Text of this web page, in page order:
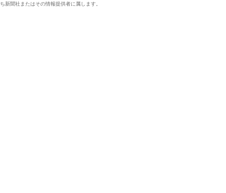
ち新聞社またはその情報提供者に属します。